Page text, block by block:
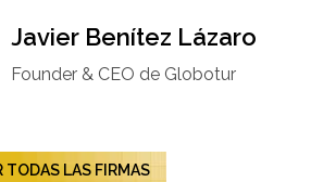
Javier Benítez Lázaro
Founder & CEO de Globotur​
TODAS LAS FIRMAS